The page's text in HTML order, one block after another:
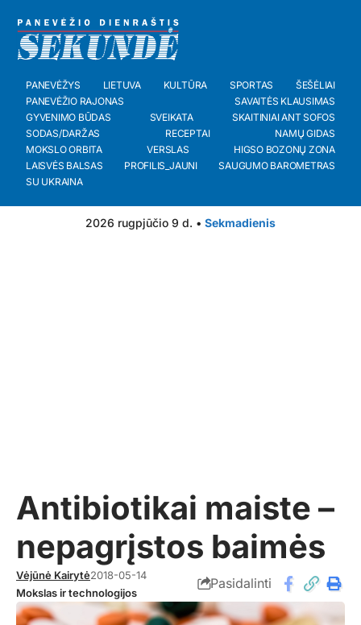
PANEVĖŽYS LIETUVA KULTŪRA SPORTAS
ŠEŠĖLIAI
PANEVĖŽIO RAJONAS
SAVAITĖS KLAUSIMAS
GYVENIMO BŪDAS
SVEIKATA
SKAITINIAI ANT SOFOS
SODAS/DARŽAS
RECEPTAI
NAMŲ GIDAS
MOKSLO ORBITA
VERSLAS
HIGSO BOZONŲ ZONA
LAISVĖS BALSAS
PROFILIS_JAUNI
SAUGUMO BAROMETRAS
SU UKRAINA
2026 rugpjūčio 9 d. • Sekmadienis
Antibiotikai maiste –
nepagrįstos baimės
Vėjūnė Kairytė2018-05-14
Mokslas ir technologijos
Pasidalinti